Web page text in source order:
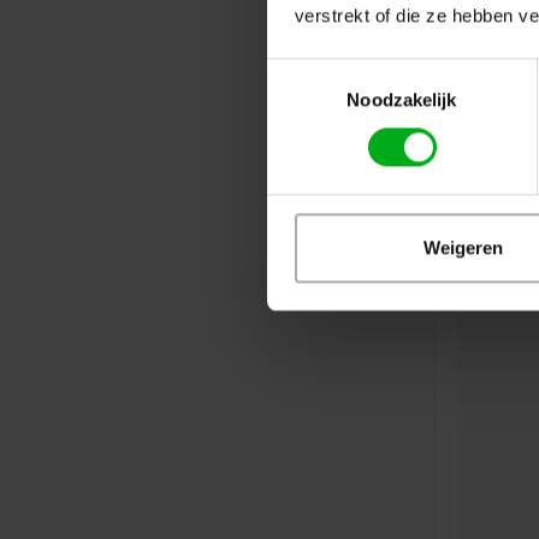
verstrekt of die ze hebben
Noodzakelijk
Weigeren